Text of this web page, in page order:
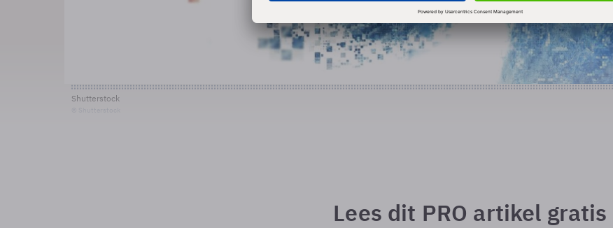
Shutterstock
Lees dit PRO artikel gratis